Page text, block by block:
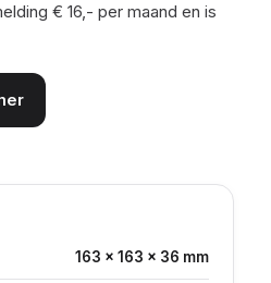
€ 16,- per maand en is
163 × 163 × 36 mm